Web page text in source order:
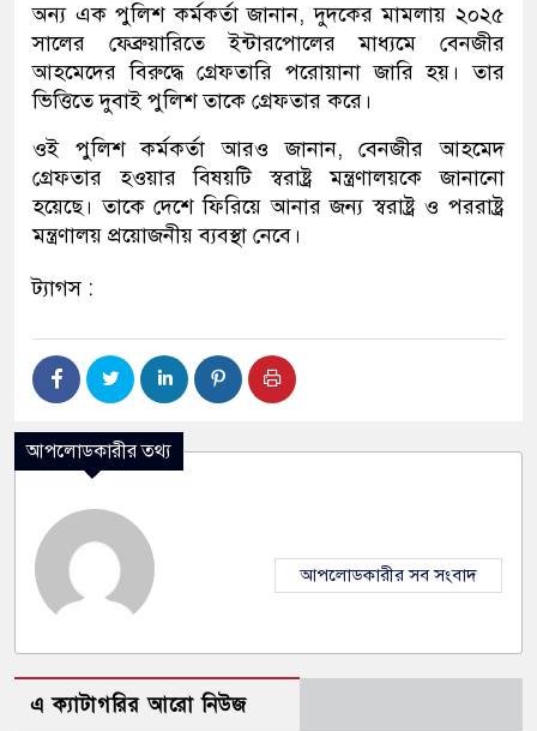
অন্য এক পুলিশ কর্মকর্তা জানান, দুদকের মামলায় ২০২৫
সালের ফেব্রুয়ারিতে ইন্টারপোলের মাধ্যমে বেনজীর
আহমেদের বিরুদ্ধে গ্রেফতারি পরোয়ানা জারি হয়। তার
ভিত্তিতে দুবাই পুলিশ তাকে গ্রেফতার করে।
ওই পুলিশ কর্মকর্তা আরও জানান, বেনজীর আহমেদ
গ্রেফতার হওয়ার বিষয়টি স্বরাষ্ট্র মন্ত্রণালয়কে জানানো
হয়েছে। তাকে দেশে ফিরিয়ে আনার জন্য স্বরাষ্ট্র ও পররাষ্ট্র
মন্ত্রণালয় প্রয়োজনীয় ব্যবস্থা নেবে।
ট্যাগস :
আপলোডকারীর তথ্য
আপলোডকারীর সব সংবাদ
এ ক্যাটাগরির আরো নিউজ